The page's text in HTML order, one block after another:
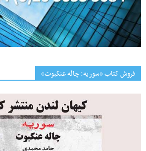
فروش کتاب «سوریه: چاله عنکبوت»